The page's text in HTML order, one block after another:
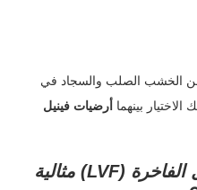
عن الخشب الصلب والسجاد في
بينهما أرضيات فينيل
لماذا تعتبر أرضيات الفينيل الفاخرة (LVF) مثالية